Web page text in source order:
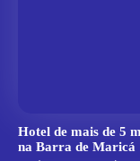
Hotel de mais de 5
na Barra de Maricá